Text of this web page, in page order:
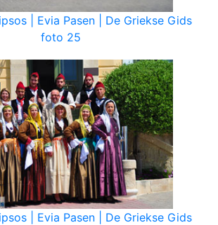
| Evia Pasen | De Griekse Gids
foto 25
| Evia Pasen | De Griekse Gids